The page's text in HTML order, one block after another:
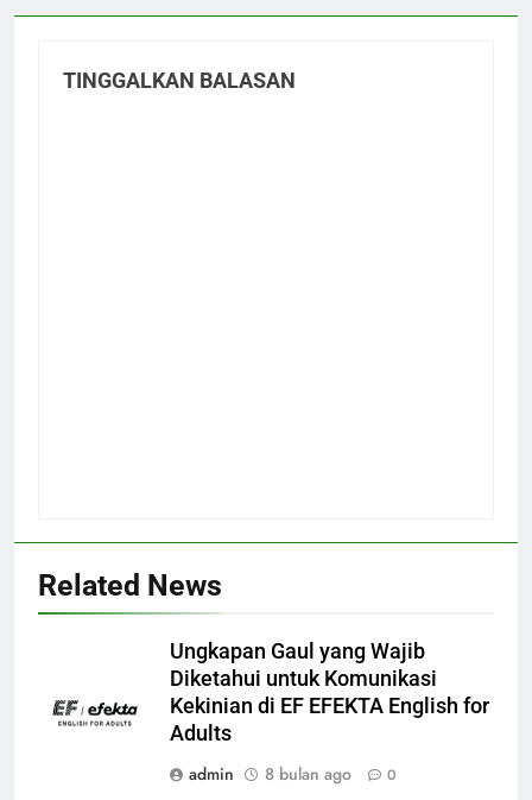
TINGGALKAN BALASAN
Related News
Ungkapan Gaul yang Wajib
Diketahui untuk Komunikasi
Kekinian di EF EFEKTA English for
Adults
admin
8 bulan ago 0